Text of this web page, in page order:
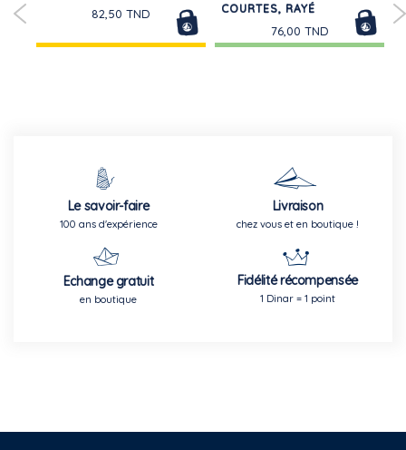
82,50 TND
COURTES, RAYÉ
76,00 TND
Le savoir-faire
100 ans d'expérience
Livraison
chez vous et en boutique !
Echange gratuit
en boutique
Fidélité récompensée
1 Dinar = 1 point